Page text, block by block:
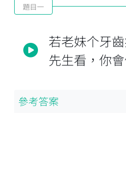
題目一
若老妹个牙
先生看，你
參考答案